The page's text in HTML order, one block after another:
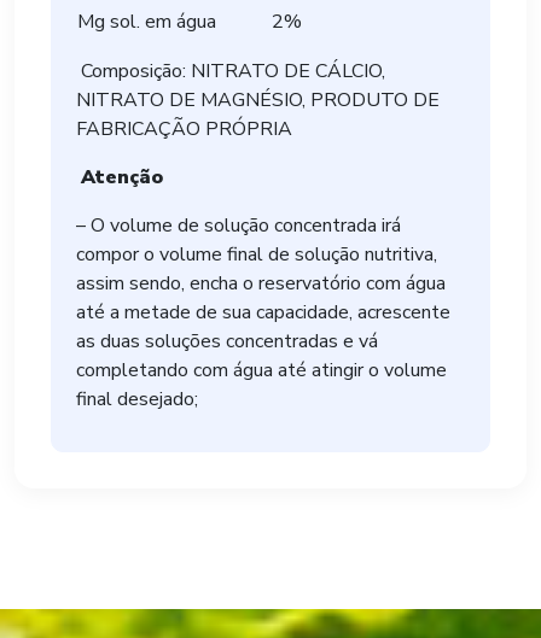
Mg sol. em água
2%
Composição: NITRATO DE CÁLCIO,
NITRATO DE MAGNÉSIO, PRODUTO DE
FABRICAÇÃO PRÓPRIA
Atenção
– O volume de solução concentrada irá
compor o volume final de solução nutritiva,
assim sendo, encha o reservatório com água
até a metade de sua capacidade, acrescente
as duas soluções concentradas e vá
completando com água até atingir o volume
final desejado;